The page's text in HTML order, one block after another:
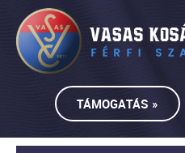
TÁMOGATÁS »